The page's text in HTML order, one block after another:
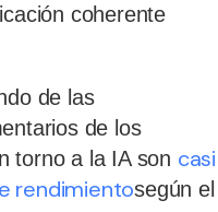
coherente
de las
de los
torno a la IA son casi
rendimientosegún el